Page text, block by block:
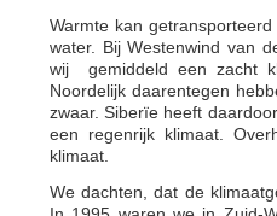
Warmte kan
water. Bij Westenwind van
wij gemiddeld een zacht
Noordelijk daarentegen
zwaar. Siberïe heeft
een regenrijk klimaat.
klimaat.
We dachten, dat de